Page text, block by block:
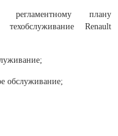
регламентному плану
техобслуживание Renault
обслуживание;